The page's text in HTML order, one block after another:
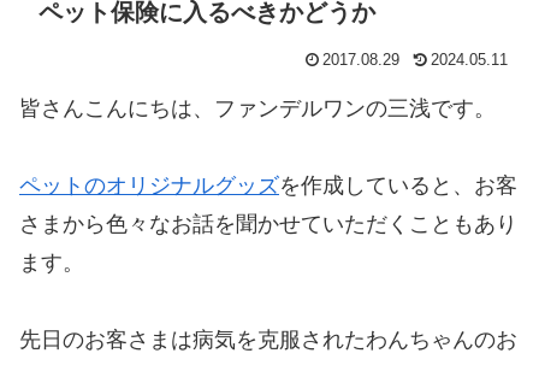
ペット保険に入るべきかどうか
2017.08.29 2024.05.11
皆さんこんにちは、ファンデルワンの三浅です。
ペットのオリジナルグッズを作成していると、お客
さまから色々なお話を聞かせていただくこともあり
ます。
先日のお客さまは病気を克服されたわんちゃんのお